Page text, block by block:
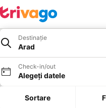
Destinație
Arad
Check-in/out
Alegeți datele
Sortare